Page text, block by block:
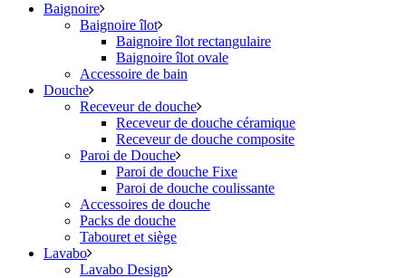
Baignoire
Baignoire îlot
Baignoire îlot rectangulaire
Baignoire îlot ovale
Accessoire de bain
Douche
Receveur de douche
Receveur de douche céramique
Receveur de douche composite
Paroi de Douche
Paroi de douche Fixe
Paroi de douche coulissante
Accessoires de douche
Packs de douche
Tabouret et siège
Lavabo
Lavabo Design